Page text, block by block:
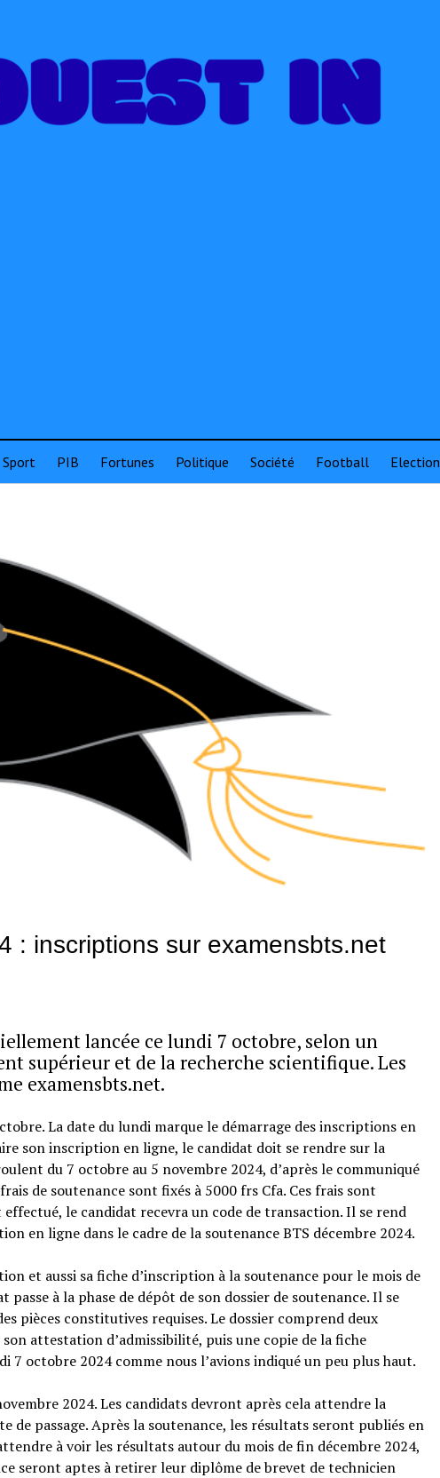
Sport PIB Fortunes Politique Société Football Election
: inscriptions sur examensbts.net
lancée ce lundi 7 octobre, selon un
supérieur et de la recherche scientifique. Les
examensbts.net.
La date du lundi marque le démarrage des inscriptions en
son inscription en ligne, le candidat doit se rendre sur la
du 7 octobre au 5 novembre 2024, d’après le communiqué
de soutenance sont fixés à 5000 frs Cfa. Ces frais sont
le candidat recevra un code de transaction. Il se rend
en ligne dans le cadre de la soutenance BTS décembre 2024.
et aussi sa fiche d’inscription à la soutenance pour le mois de
à la phase de dépôt de son dossier de soutenance. Il se
pièces constitutives requises. Le dossier comprend deux
attestation d’admissibilité, puis une copie de la fiche
octobre 2024 comme nous l’avions indiqué un peu plus haut.
2024. Les candidats devront après cela attendre la
passage. Après la soutenance, les résultats seront publiés en
à voir les résultats autour du mois de fin décembre 2024,
seront aptes à retirer leur diplôme de brevet de technicien